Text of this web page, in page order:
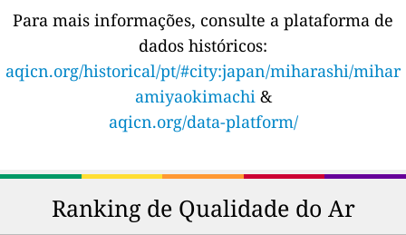
Para mais informações, consulte a plataforma de
dados históricos:
aqicn.org/historical/pt/#city:japan/miharashi/mihar
amiyaokimachi &
aqicn.org/data-platform/
Ranking de Qualidade do Ar